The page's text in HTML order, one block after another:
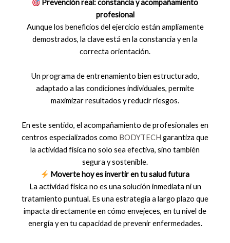
Prevención real: constancia y acompañamiento
profesional
Aunque los beneficios del ejercicio están ampliamente
demostrados, la clave está en la constancia y en la
correcta orientación.
Un programa de entrenamiento bien estructurado,
adaptado a las condiciones individuales, permite
maximizar resultados y reducir riesgos.
En este sentido, el acompañamiento de profesionales en
centros especializados como BODYTECH garantiza que
la actividad física no solo sea efectiva, sino también
segura y sostenible.
Moverte hoy es invertir en tu salud futura
La actividad física no es una solución inmediata ni un
tratamiento puntual. Es una estrategia a largo plazo que
impacta directamente en cómo envejeces, en tu nivel de
energía y en tu capacidad de prevenir enfermedades.